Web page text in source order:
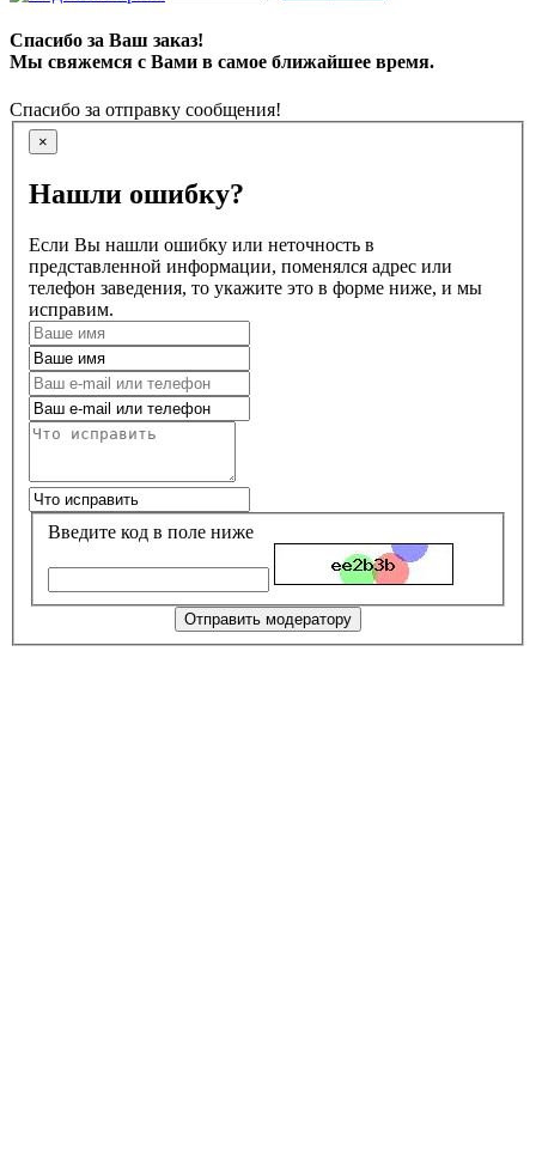
Спасибо за Ваш заказ!
Мы свяжемся с Вами в самое ближайшее время.
Спасибо за отправку сообщения!
×
Нашли ошибку?
Если Вы нашли ошибку или неточность в
представленной информации, поменялся адрес или
телефон заведения, то укажите это в форме ниже, и мы
исправим.
Введите код в поле ниже
Отправить модератору